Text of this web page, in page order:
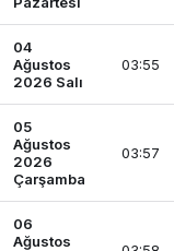
04
Ağustos
2026 Salı
03:55
05
Ağustos
2026
Çarşamba
03:57
06
Ağustos